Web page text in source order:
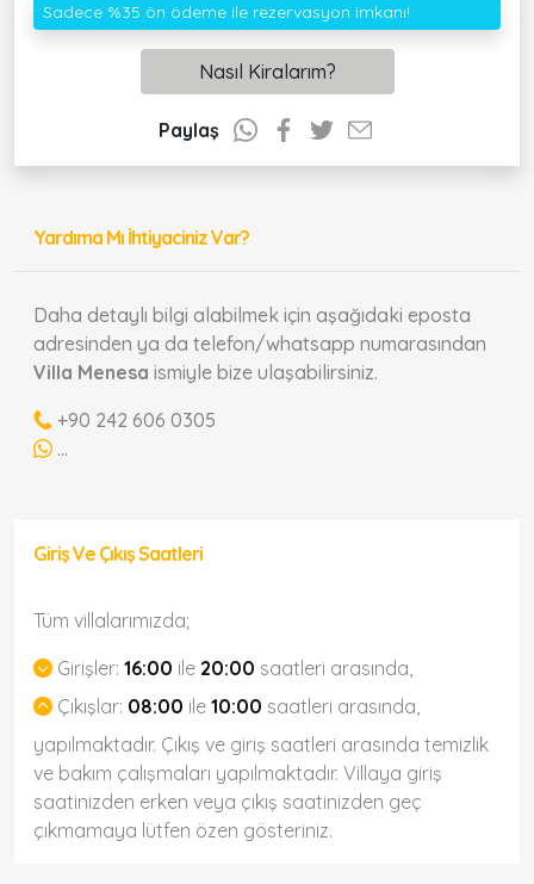
Sadece %35 ön ödeme ile rezervasyon imkanı!
Nasıl Kiralarım?
Paylaş
Yardıma Mı İhtiyaciniz Var?
Daha detaylı bilgi alabilmek için aşağıdaki eposta
adresinden ya da telefon/whatsapp numarasından
Villa Menesa ismiyle bize ulaşabilirsiniz.
+90 242 606 0305
...
Giriş Ve Çıkış Saatleri
Tüm villalarımızda;
Girişler: 16:00 ile 20:00 saatleri arasında,
Çıkışlar: 08:00 ile 10:00 saatleri arasında,
yapılmaktadır. Çıkış ve giriş saatleri arasında temizlik
ve bakım çalışmaları yapılmaktadır. Villaya giriş
saatinizden erken veya çıkış saatinizden geç
çıkmamaya lütfen özen gösteriniz.